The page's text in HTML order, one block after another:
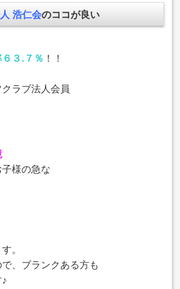
浩仁会のココが良い
３.７％ ！！
ラブ法人会員
子様の急な
。
で、ブランクある方も